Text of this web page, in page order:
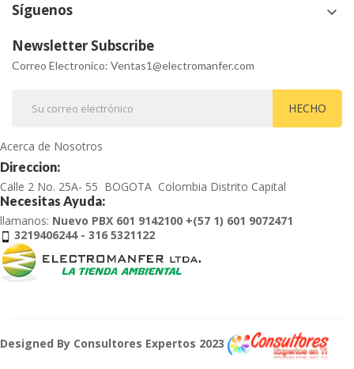
Síguenos keyboard_arrow_down
Newsletter Subscribe
Correo Electronico: Ventas1@electromanfer.com
Acerca de Nosotros
Direccion:
Calle 2 No. 25A- 55 BOGOTA Colombia Distrito Capital
Necesitas Ayuda:
llamanos: Nuevo PBX 601 9142100 +(57 1) 601 9072471
3219406244 - 316 5321122
Designed By Consultores Expertos 2023